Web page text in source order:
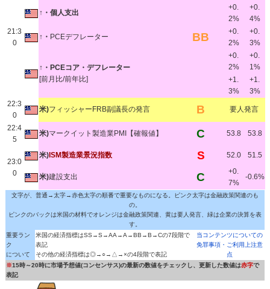
21:3
0
BB
↑・個人支出
+0.
2%
+0.
4%
↑・ PCEデフレーター
+0.
2%
+0.
3%
↑・PCEコア・デフレーター
[前月比/前年比]
+0.
2%
+0.
1%
+1.
3%
+1.
3%
22:3
0
米)フィッシャーFRB副議長の発言 B 要人発言
22:4
5
米)マークイット製造業PMI【確報値】 C 53.8 53.8
23:0
0
米) ISM製造業景況指数 S 52.0 51.5
米)建設支出 C
+0.
7%
-0.6%
文字が、普通→太字→赤色太字の順番で重要なものになる。ピンク太字は金融政策関連のも
の。
ピンクのバックは米国の材料でオレンジは金融政策関連、黄は要人発言、緑は企業の決算を表
す。
重要ラン
ク
について
米国の経済指標はSS→S→AA→A→BB→B→Cの7段階で
表記
その他の経済指標は◎→○→△→×の4段階で表記
当コンテンツについての
免罪事項・ご利用上注意
点
※15時～20時に市場予想値(コンセンサス)の最新の数値をチェックし、更新した数値は赤字で
表記